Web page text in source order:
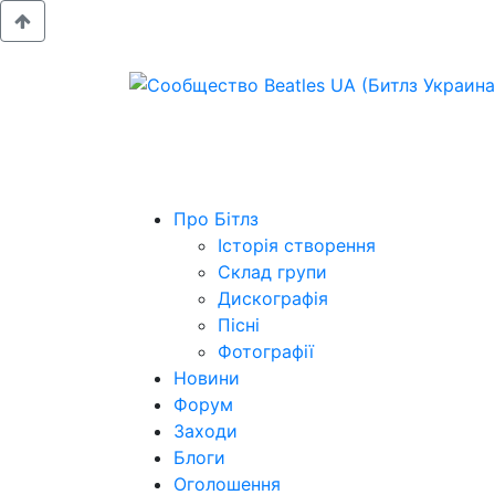
Про Бітлз
Історія створення
Склад групи
Дискографія
Пісні
Фотографії
Новини
Форум
Заходи
Блоги
Оголошення